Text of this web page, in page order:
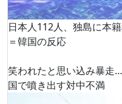
日本人112人、独島に本
＝韓国の反応
笑われたと思い込み暴走
国で噴き出す対中不満